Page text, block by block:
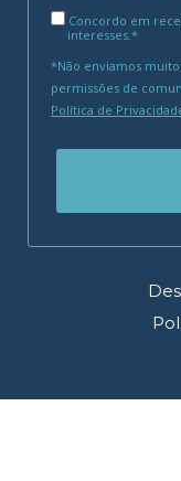
Concordo em
interesses.*
*Não enviamos
permissões de
Política de